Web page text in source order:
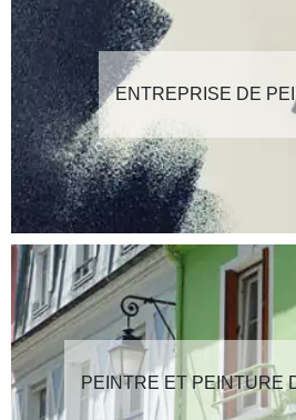
ENTREPRISE DE
PEINTRE ET PEINTURE